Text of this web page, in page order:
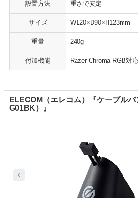
設置方法 重さで安定
サイズ W120×D90×H123mm
重量 240g
付加機能 Razer Chroma RGB対応
ELECOM（エレコム）『ケーブル
G01BK）』